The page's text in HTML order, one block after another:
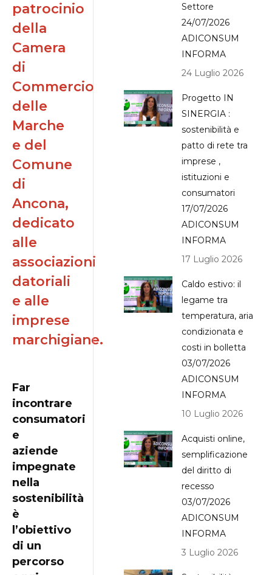
patrocinio
della
Camera
di
Commercio
delle
Marche
e del
Comune
di
Ancona,
dedicato
alle
associazioni
datoriali
e alle
imprese
marchigiane.
Far
incontrare
consumatori
e
aziende
impegnate
nella
sostenibilità
è
l’obiettivo
di un
percorso
Settore
24/07/2026
ADICONSUM
INFORMA
24 Luglio 2026
Progetto IN
SINERGIA :
sostenibilità e
patto di rete tra
imprese ,
istituzioni e
consumatori
17/07/2026
ADICONSUM
INFORMA
17 Luglio 2026
Caldo estivo: il
legame tra
temperatura, aria
condizionata e
costi in bolletta
03/07/2026
ADICONSUM
INFORMA
10 Luglio 2026
Acquisti online,
semplificazione
del diritto di
recesso
03/07/2026
ADICONSUM
INFORMA
3 Luglio 2026